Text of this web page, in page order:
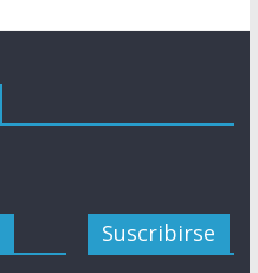
Suscribirse